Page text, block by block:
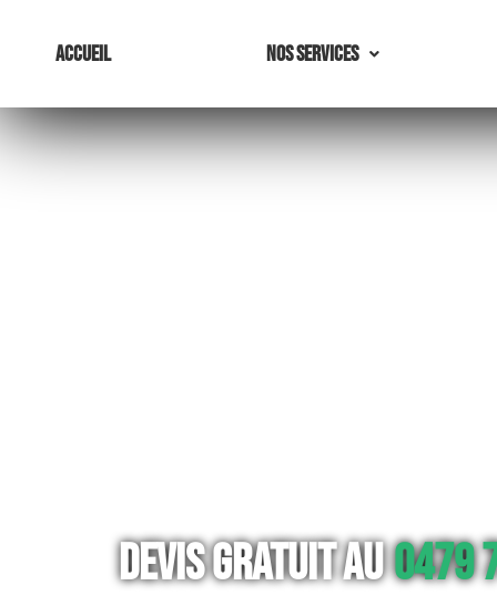
Accueil Nos Services
Devis gratuit au0479